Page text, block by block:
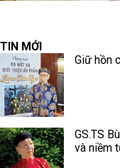
TIN MỚI
Giữ hồn
GS.TS
và niềm